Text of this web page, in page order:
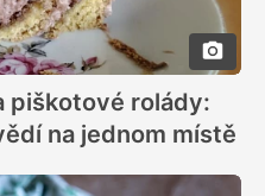
piškotové rolády:
na jednom místě